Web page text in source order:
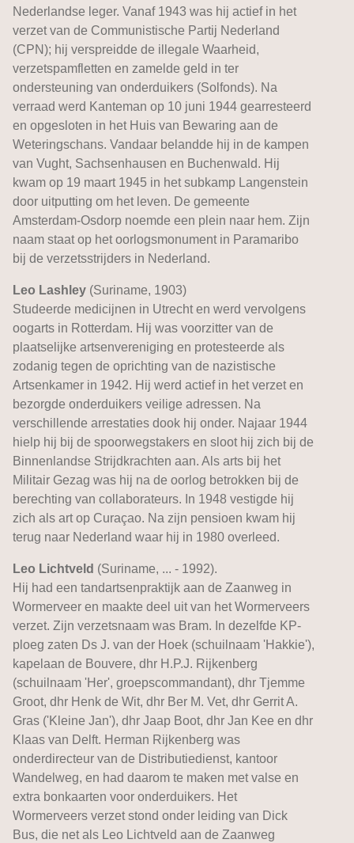
Nederlandse leger. Vanaf 1943 was hij actief in het
verzet van de Communistische Partij Nederland
(CPN); hij verspreidde de illegale Waarheid,
verzetspamfletten en zamelde geld in ter
ondersteuning van onderduikers (Solfonds). Na
verraad werd Kanteman op 10 juni 1944 gearresteerd
en opgesloten in het Huis van Bewaring aan de
Weteringschans. Vandaar belandde hij in de kampen
van Vught, Sachsenhausen en Buchenwald. Hij
kwam op 19 maart 1945 in het subkamp Langenstein
door uitputting om het leven. De gemeente
Amsterdam-Osdorp noemde een plein naar hem. Zijn
naam staat op het oorlogsmonument in Paramaribo
bij de verzetsstrijders in Nederland.
Leo Lashley (Suriname, 1903)
Studeerde medicijnen in Utrecht en werd vervolgens
oogarts in Rotterdam. Hij was voorzitter van de
plaatselijke artsenvereniging en protesteerde als
zodanig tegen de oprichting van de nazistische
Artsenkamer in 1942. Hij werd actief in het verzet en
bezorgde onderduikers veilige adressen. Na
verschillende arrestaties dook hij onder. Najaar 1944
hielp hij bij de spoorwegstakers en sloot hij zich bij de
Binnenlandse Strijdkrachten aan. Als arts bij het
Militair Gezag was hij na de oorlog betrokken bij de
berechting van collaborateurs. In 1948 vestigde hij
zich als art op Curaçao. Na zijn pensioen kwam hij
terug naar Nederland waar hij in 1980 overleed.
Leo Lichtveld (Suriname, ... - 1992).
Hij had een tandartsenpraktijk aan de Zaanweg in
Wormerveer en maakte deel uit van het Wormerveers
verzet. Zijn verzetsnaam was Bram. In dezelfde KP-
ploeg zaten Ds J. van der Hoek (schuilnaam 'Hakkie'),
kapelaan de Bouvere, dhr H.P.J. Rijkenberg
(schuilnaam 'Her', groepscommandant), dhr Tjemme
Groot, dhr Henk de Wit, dhr Ber M. Vet, dhr Gerrit A.
Gras ('Kleine Jan'), dhr Jaap Boot, dhr Jan Kee en dhr
Klaas van Delft. Herman Rijkenberg was
onderdirecteur van de Distributiedienst, kantoor
Wandelweg, en had daarom te maken met valse en
extra bonkaarten voor onderduikers. Het
Wormerveers verzet stond onder leiding van Dick
Bus, die net als Leo Lichtveld aan de Zaanweg